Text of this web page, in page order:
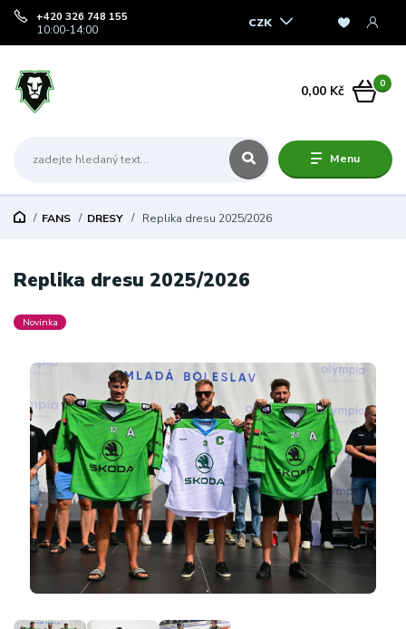
Menu
CZK
+420 326 748 155
10:00-14:00
0
0,00 Kč
FANS DRESY Replika dresu 2025/2026
Replika dresu 2025/2026
Novinka